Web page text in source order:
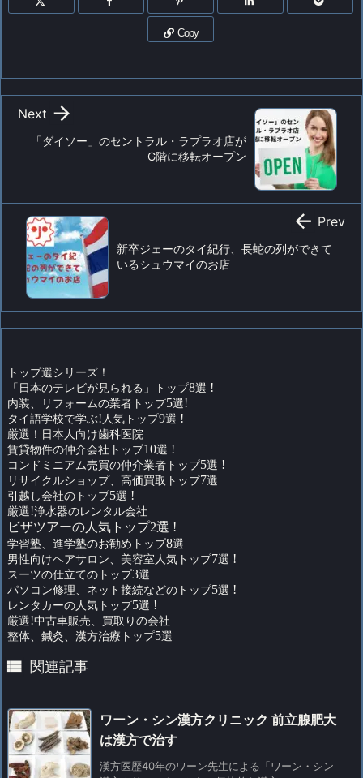
Copy
「ダイソー」のセントラル・ラプラオ店が
G階に移転オープン

Next
新卒ジェーのタイ紀行、長蛇の列ができて
いるシュウマイのお店
 Prev
トップ選シリーズ！
「日本のテレビが見られる」トップ8選 !
内装、リフォームの業者トップ5選!
タイ語学校で学ぶ! 人気トップ9選 !
厳選！日本人向け歯科医院
賃貸物件の仲介会社トップ10選 !
コンドミニアム売買の仲介業者トップ5選 !
リサイクルショップ、高価買取トップ7選
引越し会社のトップ5選 !
厳選!浄水器のレンタル会社
ビザツアーの人気トップ2選 !
学習塾、進学塾のお勧めトップ8選
男性向けヘアサロン、美容室人気トップ7選 !
スーツの仕立てのトップ3選
パソコン修理、ネット接続などのトップ5選 !
レンタカーの人気トップ5選 !
厳選!中古車販売、買取りの会社
整体、鍼灸、漢方治療トップ5選
 関連記事
ワーン・シン漢方クリニック 前立腺肥大
は漢方で治す
漢方医歴40年のワーン先生による「ワーン・シン